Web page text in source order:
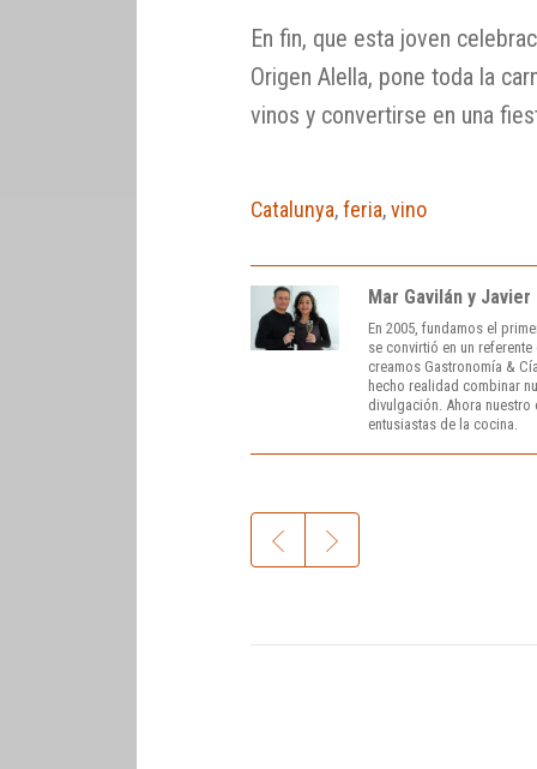
En fin, que esta joven
Origen Alella, pone toda la
vinos y convertirse en una
Catalunya,feria,vino
Mar Gavilán y Javier
En 2005, fundamos el
se convirtió en un
creamos Gastronomía &
hecho realidad combinar
divulgación. Ahora
entusiastas de la cocina.